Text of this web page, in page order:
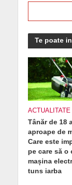
Te poate
ACTUALITATE
Tânăr de 18
aproape de
Care este
pe care să o
mașina
tuns iarba